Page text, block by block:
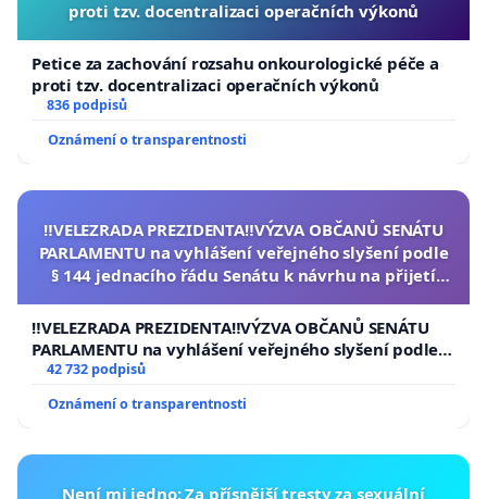
proti tzv. docentralizaci operačních výkonů
Petice za zachování rozsahu onkourologické péče a
proti tzv. docentralizaci operačních výkonů
836 podpisů
Oznámení o transparentnosti
‼️VELEZRADA PREZIDENTA‼️VÝZVA OBČANŮ SENÁTU
PARLAMENTU na vyhlášení veřejného slyšení podle
§ 144 jednacího řádu Senátu k návrhu na přijetí
republiky
‼️VELEZRADA PREZIDENTA‼️VÝZVA OBČANŮ SENÁTU
PARLAMENTU na vyhlášení veřejného slyšení podle §
144 jednacího řádu Senátu k návrhu na přijetí
usnesení k podání ústavní žaloby na prezidenta
republiky
42 732 podpisů
Oznámení o transparentnosti
Není mi jedno: Za přísnější tresty za sexuální